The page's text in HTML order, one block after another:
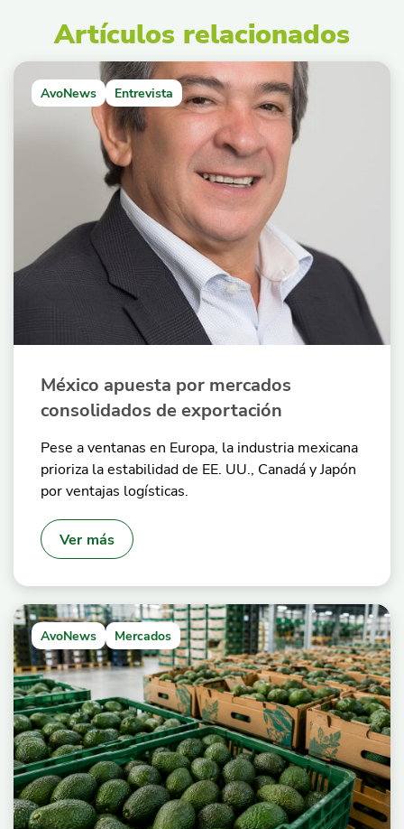
Artículos relacionados
AvoNews Entrevista
México apuesta por mercados
consolidados de exportación
Pese a ventanas en Europa, la industria mexicana
prioriza la estabilidad de EE. UU., Canadá y Japón
por ventajas logísticas.
Ver más
AvoNews Mercados